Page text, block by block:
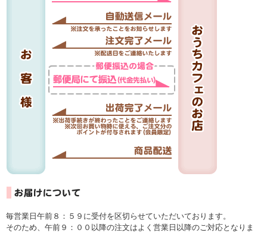
毎営業日午前８：５９に受付を区切らせていただいております。
そのため、午前９：００以降の注文はよく営業日以降のご対応となりま